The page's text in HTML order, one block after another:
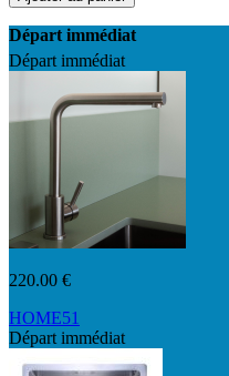
Départ immédiat
Départ immédiat
220.00 €
HOME51
Départ immédiat